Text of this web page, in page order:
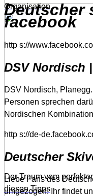
Organisation
Der Traum vom
diesen Tipps
Deutscher
facebook
http s://
DSV Nordisch
DSV Nordisch,
Personen sprechen
Nordischen
http s://de-
Deutscher
Liebe Fans des
umgezogen! Ihr findet